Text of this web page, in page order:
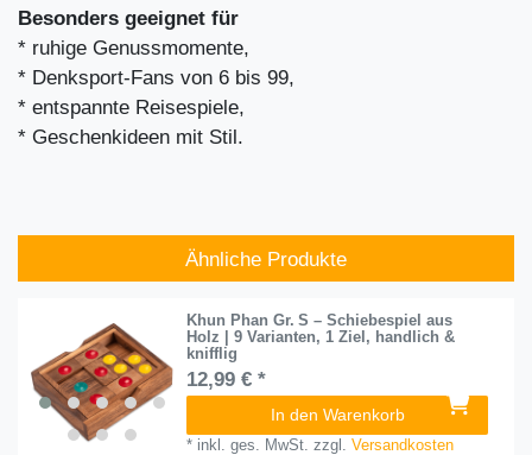
Besonders geeignet für
* ruhige Genussmomente,
* Denksport-Fans von 6 bis 99,
* entspannte Reisespiele,
* Geschenkideen mit Stil.
Ähnliche Produkte
Khun Phan Gr. S – Schiebespiel aus
Holz | 9 Varianten, 1 Ziel, handlich &
knifflig
12,99 € *
In den Warenkorb
* inkl. ges. MwSt. zzgl.Versandkosten